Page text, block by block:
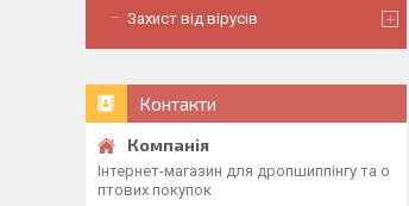
Захист від вірусів
Контакти
Інтернет-магазин для дропшиппінгу та о
птових покупок